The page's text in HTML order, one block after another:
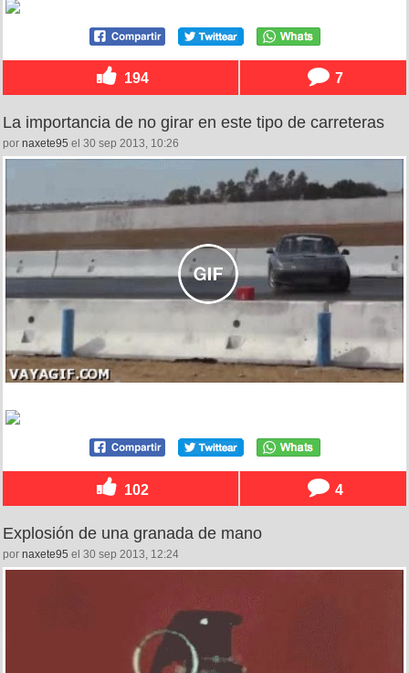
194 7
La importancia de no girar en este tipo de carreteras
por naxete95 el 30 sep 2013, 10:26
102 4
Explosión de una granada de mano
por naxete95 el 30 sep 2013, 12:24